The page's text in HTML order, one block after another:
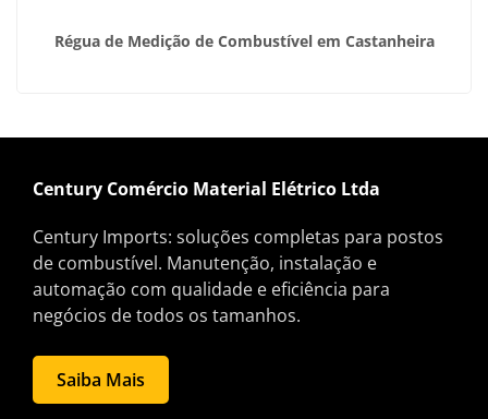
Régua de Medição de Combustível em Castanheira
Century Comércio Material Elétrico Ltda
Century Imports: soluções completas para postos
de combustível. Manutenção, instalação e
automação com qualidade e eficiência para
negócios de todos os tamanhos.
Saiba Mais